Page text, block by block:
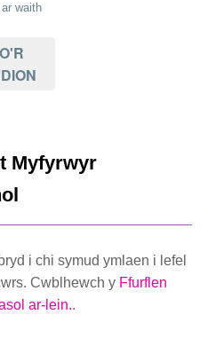
waith
Myfyrwyr
i chi symud ymlaen i lefel
Cwblhewch y Ffurflen
ar-lein..